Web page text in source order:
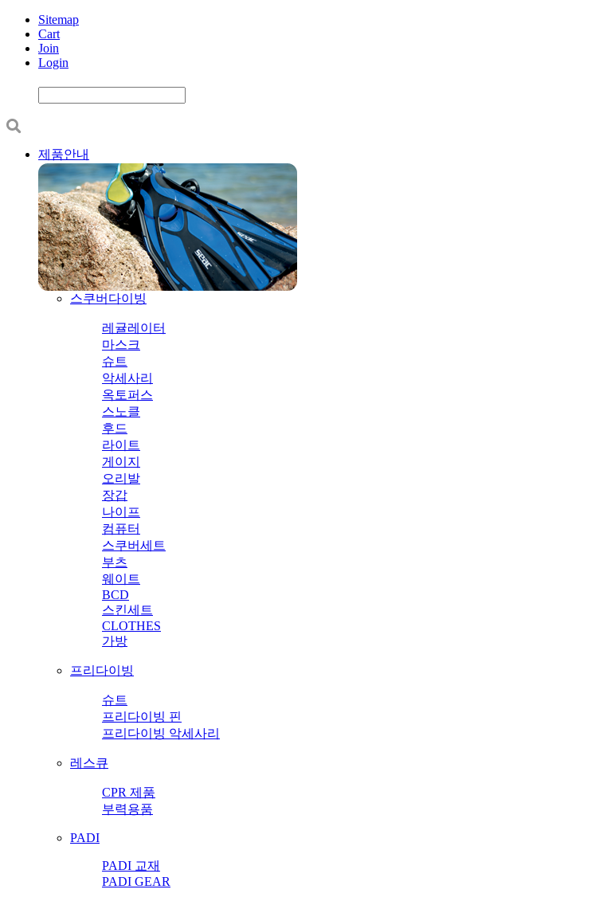
Sitemap
Cart
Join
Login
제품안내
스쿠버다이빙
레귤레이터
마스크
슈트
악세사리
옥토퍼스
스노클
후드
라이트
게이지
오리발
장갑
나이프
컴퓨터
스쿠버세트
부츠
웨이트
BCD
스킨세트
CLOTHES
가방
프리다이빙
슈트
프리다이빙 핀
프리다이빙 악세사리
레스큐
CPR 제품
부력용품
PADI
PADI 교재
PADI GEAR